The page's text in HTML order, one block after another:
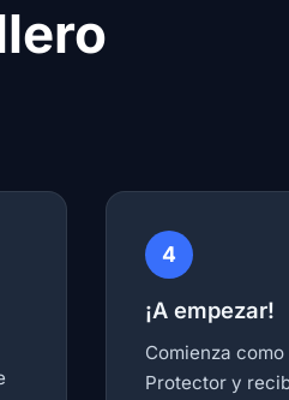
4
¡A empezar!
Comienza
Protector y